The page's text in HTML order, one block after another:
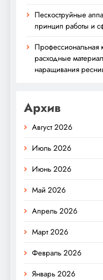
Пескоструйные
принцип работы и
Профессиональная
расходные
наращивания
Архив
Август 2026
Июль 2026
Июнь 2026
Май 2026
Апрель 2026
Март 2026
Февраль 2026
Январь 2026